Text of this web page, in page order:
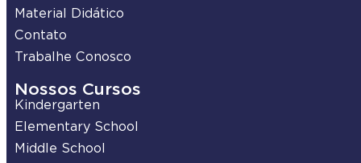
Material Didático
Contato
Trabalhe Conosco
Nossos Cursos
Kindergarten
Elementary School
Middle School